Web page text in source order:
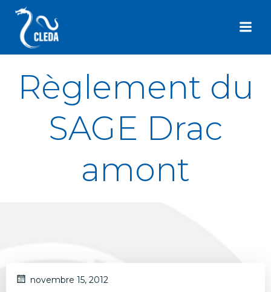
Règlement du
SAGE Drac
amont
novembre 15, 2012